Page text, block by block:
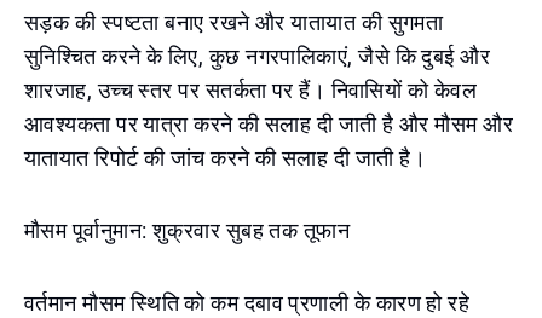
सड़क की स्पष्टता बनाए रखने और यातायात की सुगमता
सुनिश्चित करने के लिए, कुछ नगरपालिकाएं, जैसे कि दुबई और
शारजाह, उच्च स्तर पर सतर्कता पर हैं। निवासियों को केवल
आवश्यकता पर यात्रा करने की सलाह दी जाती है और मौसम और
यातायात रिपोर्ट की जांच करने की सलाह दी जाती है।
मौसम पूर्वानुमान: शुक्रवार सुबह तक तूफान
वर्तमान मौसम स्थिति को कम दबाव प्रणाली के कारण हो रहे